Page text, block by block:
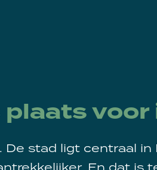
De stad ligt centraal